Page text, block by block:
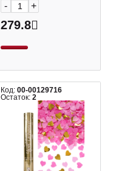
- +
279.8
Код:00-00129716
Остаток:2